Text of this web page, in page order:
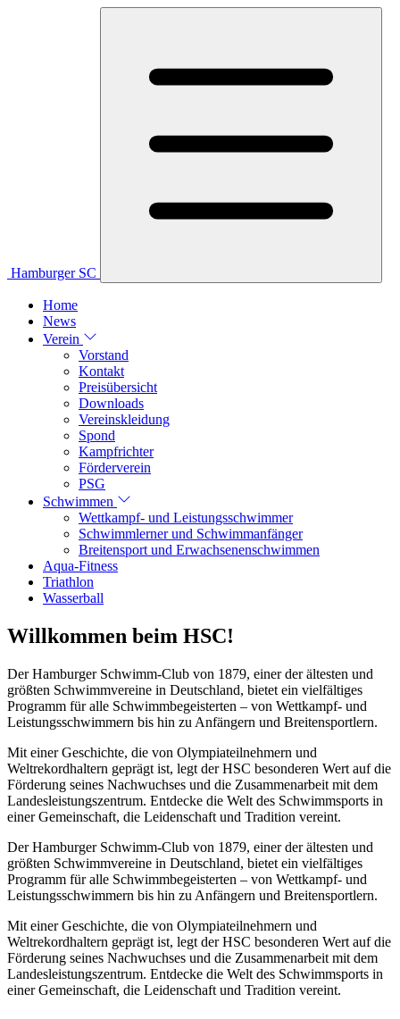
Hamburger SC
Home
News
Verein
Vorstand
Kontakt
Preisübersicht
Downloads
Vereinskleidung
Spond
Kampfrichter
Förderverein
PSG
Schwimmen
Wettkampf- und Leistungsschwimmer
Schwimmlerner und Schwimmanfänger
Breitensport und Erwachsenenschwimmen
Aqua-Fitness
Triathlon
Wasserball
Willkommen beim HSC!
Der Hamburger Schwimm-Club von 1879, einer der ältesten und
größten Schwimmvereine in Deutschland, bietet ein vielfältiges
Programm für alle Schwimmbegeisterten – von Wettkampf- und
Leistungsschwimmern bis hin zu Anfängern und Breitensportlern.
Mit einer Geschichte, die von Olympiateilnehmern und
Weltrekordhaltern geprägt ist, legt der HSC besonderen Wert auf die
Förderung seines Nachwuchses und die Zusammenarbeit mit dem
Landesleistungszentrum. Entdecke die Welt des Schwimmsports in
einer Gemeinschaft, die Leidenschaft und Tradition vereint.
Der Hamburger Schwimm-Club von 1879, einer der ältesten und
größten Schwimmvereine in Deutschland, bietet ein vielfältiges
Programm für alle Schwimmbegeisterten – von Wettkampf- und
Leistungsschwimmern bis hin zu Anfängern und Breitensportlern.
Mit einer Geschichte, die von Olympiateilnehmern und
Weltrekordhaltern geprägt ist, legt der HSC besonderen Wert auf die
Förderung seines Nachwuchses und die Zusammenarbeit mit dem
Landesleistungszentrum. Entdecke die Welt des Schwimmsports in
einer Gemeinschaft, die Leidenschaft und Tradition vereint.